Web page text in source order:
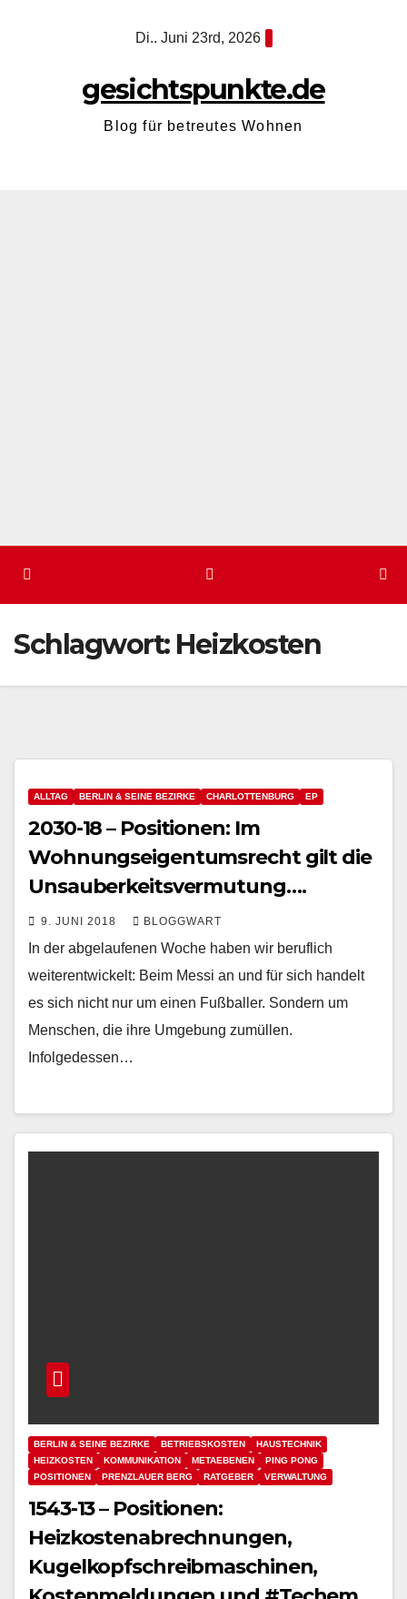
Di.. Juni 23rd, 2026
gesichtspunkte.de
Blog für betreutes Wohnen
Schlagwort: Heizkosten
ALLTAG BERLIN & SEINE BEZIRKE CHARLOTTENBURG EP
2030-18 – Positionen: Im
Wohnungseigentumsrecht gilt die
Unsauberkeitsvermutung….
9. JUNI 2018 BLOGGWART
In der abgelaufenen Woche haben wir beruflich
weiterentwickelt: Beim Messi an und für sich handelt
es sich nicht nur um einen Fußballer. Sondern um
Menschen, die ihre Umgebung zumüllen.
Infolgedessen…
BERLIN & SEINE BEZIRKE BETRIEBSKOSTEN
HAUSTECHNIK
HEIZKOSTEN
KOMMUNIKATION METAEBENEN
PING PONG
POSITIONEN
PRENZLAUER BERG RATGEBER VERWALTUNG
1543-13 – Positionen:
Heizkostenabrechnungen,
Kugelkopfschreibmaschinen,